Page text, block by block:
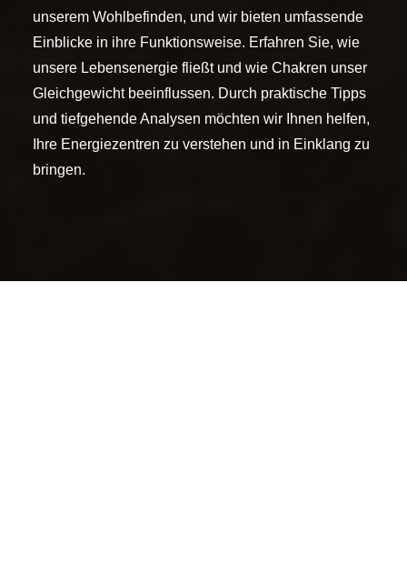
unserem Wohlbefinden, und wir bieten umfassende
Einblicke in ihre Funktionsweise. Erfahren Sie, wie
unsere Lebensenergie fließt und wie Chakren unser
Gleichgewicht beeinflussen. Durch praktische Tipps
und tiefgehende Analysen möchten wir Ihnen helfen,
Ihre Energiezentren zu verstehen und in Einklang zu
bringen.